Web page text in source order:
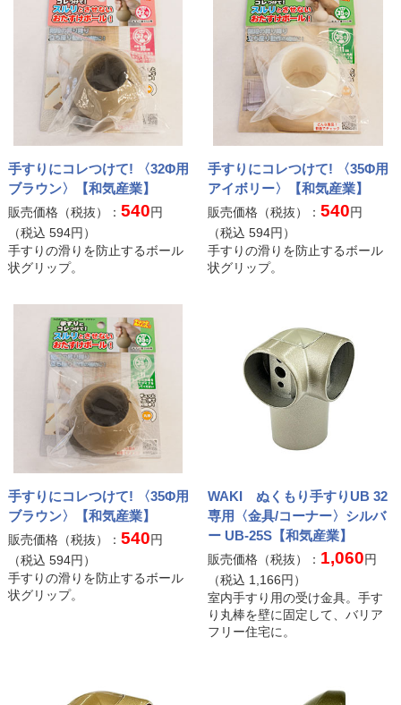
手すりにコレつけて! 〈32Φ用
ブラウン〉【和気産業】
販売価格（税抜）： 540円
（税込 594円）
手すりの滑りを防止するボール
状グリップ。
手すりにコレつけて! 〈35Φ用
アイボリー〉【和気産業】
販売価格（税抜）：540円
（税込594円）
手すりの滑りを防止するボール
状グリップ。
手すりにコレつけて! 〈35Φ用
ブラウン〉【和気産業】
販売価格（税抜）： 540円
（税込 594円）
手すりの滑りを防止するボール
状グリップ。
WAKI ぬくもり手すりUB 32
専用〈金具/コーナー〉シルバ
ー UB-25S【和気産業】
販売価格（税抜）： 1,060円
（税込 1,166円）
室内手すり用の受け金具。手す
り丸棒を壁に固定して、バリア
フリー住宅に。